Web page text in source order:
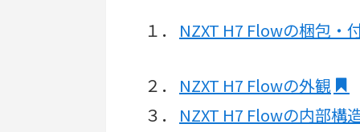
１． NZXT H7 Flowの梱包・
２．
NZXT H7 Flowの外観
３．
NZXT H7 Flowの内部構